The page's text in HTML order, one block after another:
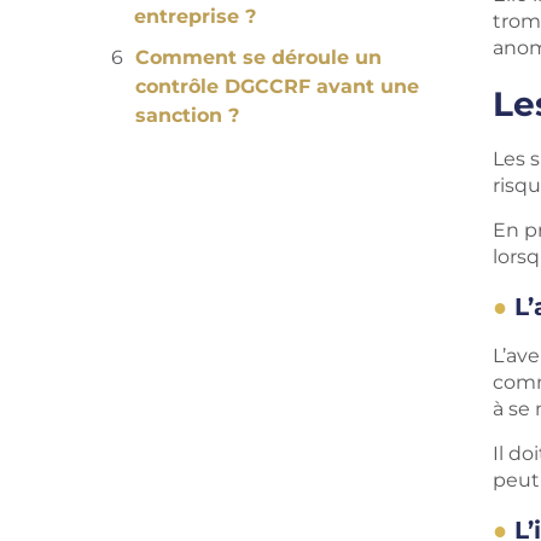
entreprise ?
Comment se déroule un
contrôle DGCCRF avant une
sanction ?
Les
En
à se
Il